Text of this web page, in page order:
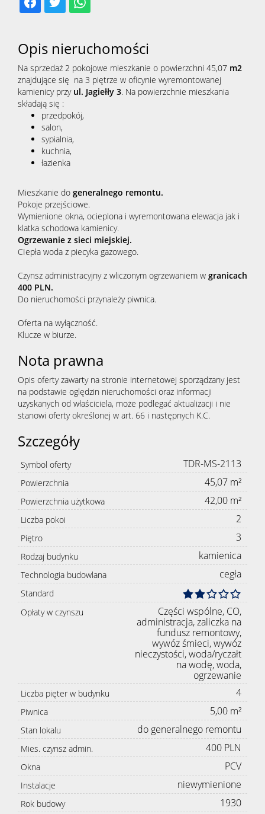
Opis nieruchomości
Na sprzedaż 2 pokojowe mieszkanie o powierzchni 45,07 m2
znajdujące się na 3 piętrze w oficynie wyremontowanej
kamienicy przy ul. Jagiełły 3. Na powierzchnie mieszkania
składają się :
przedpokój,
salon,
sypialnia,
kuchnia,
łazienka
Mieszkanie do generalnego remontu.
Pokoje przejściowe.
Wymienione okna, ocieplona i wyremontowana elewacja jak i
klatka schodowa kamienicy.
Ogrzewanie z sieci miejskiej.
CIepła woda z piecyka gazowego.
Czynsz administracyjny z wliczonym ogrzewaniem w granicach
400 PLN.
Do nieruchomości przynależy piwnica.
Oferta na wyłączność.
Klucze w biurze.
Nota prawna
Opis oferty zawarty na stronie internetowej sporządzany jest
na podstawie oględzin nieruchomości oraz informacji
uzyskanych od właściciela, może podlegać aktualizacji i nie
stanowi oferty określonej w art. 66 i następnych K.C.
Szczegóły
Symbol oferty TDR-MS-2113
Powierzchnia 45,07 m²
Powierzchnia użytkowa 42,00 m²
Liczba pokoi 2
Piętro 3
Rodzaj budynku kamienica
Technologia budowlana cegła
Standard
Opłaty w czynszu
Części wspólne, CO,
administracja, zaliczka na
fundusz remontowy,
wywóz śmieci, wywóz
nieczystości, woda/ryczałt
na wodę, woda,
ogrzewanie
Liczba pięter w budynku 4
Piwnica 5,00 m²
Stan lokalu do generalnego remontu
Mies. czynsz admin. 400 PLN
Okna PCV
Instalacje niewymienione
Rok budowy 1930